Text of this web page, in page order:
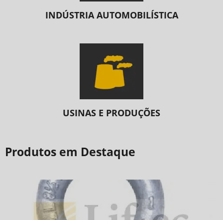
INDÚSTRIA AUTOMOBILÍSTICA
USINAS E PRODUÇÕES
Produtos em Destaque